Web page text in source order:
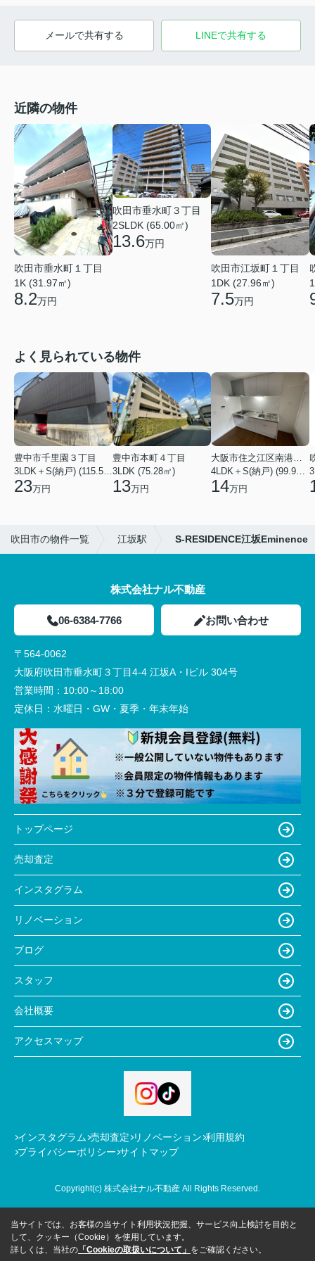
メールで共有する LINEで共有する
近隣の物件
吹田市垂水町１丁目
1K (31.97㎡)
8.2万円
吹田市垂水町３丁目
2SLDK (65.00㎡)
13.6万円
吹田市江坂町１丁目
1DK (27.96㎡)
7.5万円
よく見られている物件
豊中市千里園３丁目
23万円
豊中市本町４丁目
3LDK (75.28㎡)
13万円 14万円
吹田市の物件一覧 江坂駅 S-RESIDENCE江坂Eminence
株式会社ナル不動産
06-6384-7766 お問い合わせ
〒564-0062
大阪府吹田市垂水町３丁目4-4 江坂A・Iビル 304号
営業時間： 10:00～18:00
定休日： 水曜日・GW・夏季・年末年始
トップページ
売却査定
インスタグラム
リノベーション
ブログ
スタッフ
会社概要
アクセスマップ
インスタグラム 売却査定 リノベーション 利用規約
プライバシーポリシー サイトマップ
Copyright(c) 株式会社ナル不動産 All Rights Reserved.
当サイトでは、お客様の当サイト利用状況把握、サービス向上検討を目的と
して、クッキー（Cookie）を使用しています。
詳しくは、当社の 「Cookieの取扱いについて」 をご確認ください。